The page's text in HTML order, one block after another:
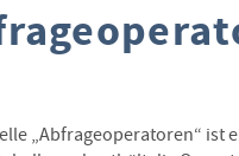
„Abfrageoperatoren“ ist